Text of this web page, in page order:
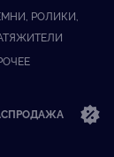
РОЛИКИ,